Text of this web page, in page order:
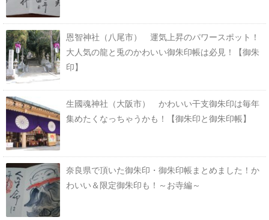
恩智神社（八尾市） 運気上昇のパワースポット！
大人気の龍と兎のかわいい御朱印帳は必見！【御朱
印】
生國魂神社（大阪市） かわいい干支御朱印は毎年
集めたくなっちゃうかも！【御朱印と御朱印帳】
奈良県で頂いた御朱印・御朱印帳まとめました！か
わいい＆限定御朱印も！～お寺編～